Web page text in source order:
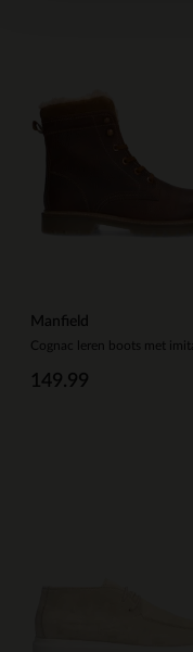
Manfield
149.99